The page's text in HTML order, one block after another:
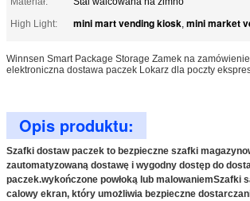
High Light:
mini mart vending kiosk, mini market
Winnsen Smart Package Storage Zamek na
elektroniczna dostawa paczek Lokarz dla poczty
Opis produktu:
Szafki dostaw paczek to bezpieczne szafki
zautomatyzowaną dostawę i wygodny dostęp do
paczek.wykończone powłoką lub malowaniemSzafki
calowy ekran, który umożliwia bezpieczne